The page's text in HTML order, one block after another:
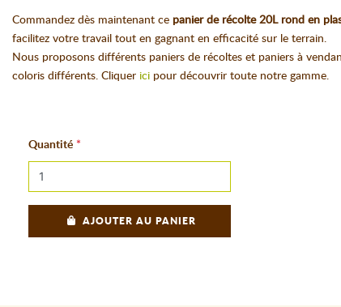
Commandez dès maintenant ce panier de récolte 20L rond en
facilitez votre travail tout en gagnant en efficacité sur le terrain.
Nous proposons différents paniers de récoltes et paniers à
coloris différents. Cliquer ici pour découvrir toute notre gamme.
Quantité
AJOUTER AU PANIER